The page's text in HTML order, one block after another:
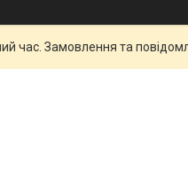
час. Замовлення та